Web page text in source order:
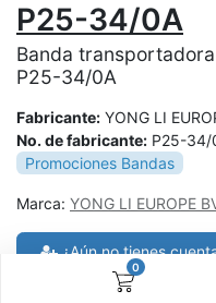
0
P25-34/0A
Banda
P25-34/0A
Fabricante: YONG LI
No. de fabricante: P25-34/
Promociones Bandas
Marca: YONG LI EUROPE
¿Aún no tienes
precios